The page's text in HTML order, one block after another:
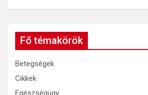
Fő témakörök
Betegségek
Cikkek
Egészségügy